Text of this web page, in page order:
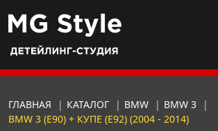
ГЛАВНАЯ | КАТАЛОГ | BMW | BMW 3
|
BMW 3 (E90) + КУПЕ (E92) (2004 - 2014)